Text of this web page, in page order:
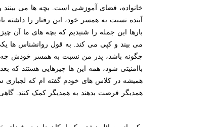
خانواده، فضای آموزشی است. بچه ها می بینند و
آینده نسبت به همسر خود، این رفتار را داشته
بارها این جمله را شنیدیم که بچه های ما آن
می بیند و کپی می کند. به قول روانشناس ها
چگونه باشد، پدر من نسبت به همسر خودش چه
باامنیتی شود، همه این ها چیزهایی هستند که
همیشه در کلاس های خودم گفته ام که لجبازی
همدیگر فرصت بدهند به همدیگر کمک کنند.